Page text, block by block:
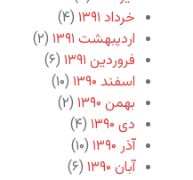
خرداد ۱۳۹۱
(۴)
اردیبهشت ۱۳۹۱
(۲)
فروردین ۱۳۹۱
(۶)
اسفند ۱۳۹۰
(۱۰)
بهمن ۱۳۹۰
(۲)
دی ۱۳۹۰
(۴)
آذر ۱۳۹۰
(۱۰)
آبان ۱۳۹۰
(۶)